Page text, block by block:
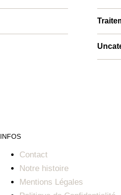
INFOS
Contact
Notre histoire
Mentions Légales